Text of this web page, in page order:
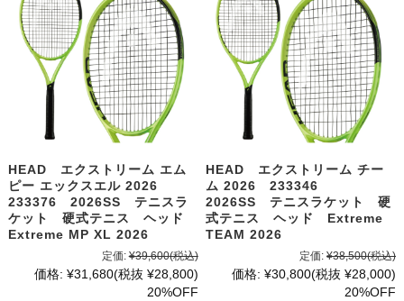
HEAD エクストリーム エム
ピー エックスエル 2026
233376 2026SS テニスラ
ケット 硬式テニス ヘッド
Extreme MP XL 2026
定価: ¥39,600(税込)
価格: ¥31,680(税抜 ¥28,800)
20%OFF
HEAD エクストリーム チー
ム 2026 233346
2026SS テニスラケット 硬
式テニス ヘッド Extreme
TEAM 2026
定価: ¥38,500(税込)
価格: ¥30,800(税抜 ¥28,000)
20%OFF